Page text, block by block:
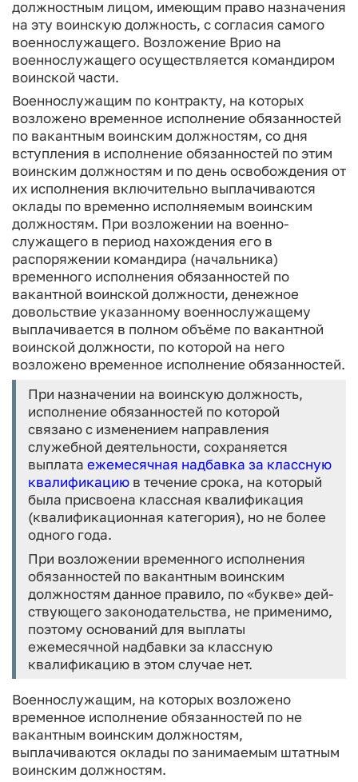
должностным лицом, имеющим право назначения
на эту воинскую должность, с согласия самого
военно­служащего. Возложение Врио на
военнослужащего осуществля­ется командиром
воинской части.
Военнослужащим по контракту, на которых
возложено временное исполнение обязанностей
по вакантным воинским должностям, со дня
вступления в исполнение обязанностей по этим
воинским должностям и по день освобождения от
их ис­полнения включительно выплачиваются
оклады по временно ис­полняемым воинским
должностям. При возложении на военно­
служащего в период нахождения его в
распоряжении командира (начальника)
временного исполнения обязанностей по
вакантной воинской должности, денежное
довольствие указанному военно­служащему
выплачивается в полном объёме по вакантной
воинской должности, по которой на него
возложено временное испол­нение обязанностей.
При назначении на воинскую должность,
исполнение обязанно­стей по которой
связано с изменением направления
служебной деятельности, сохраняется
выплата ежемесячная надбавка за классную
квалификацию в течение срока, на который
была присвоена классная квалификация
(квалифика­ционная категория), но не более
одного года.
При возложении временного исполнения
обязанностей по ва­кантным воинским
должностям данное правило, по «букве» дей­
ствующего законодательства, не применимо,
поэтому основа­ний для выплаты
ежемесячной надбавки за классную
квалификацию в этом случае нет.
Военнослужащим, на которых возложено
временное исполнение обязанностей по не
вакантным воинским должностям,
выплачиваются оклады по занимаемым штатным
воинским должностям.